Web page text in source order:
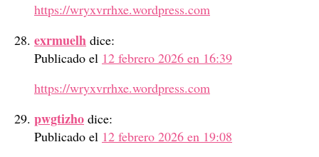
https://wryxvrrhxe.wordpress.com
exrmuelh dice:
Publicado el 12 febrero 2026 en 16:39
https://wryxvrrhxe.wordpress.com
pwgtizho dice:
Publicado el 12 febrero 2026 en 19:08